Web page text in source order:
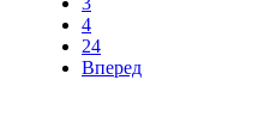
4
24
Вперед